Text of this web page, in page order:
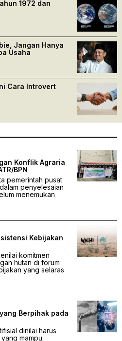
1972 dan
Jangan Hanya
Usaha
Cara Introvert
Konflik Agraria
BPN
pemerintah pusat
penyelesaian
menemukan
Kebijakan
komitmen
hutan di forum
yang selaras
Berpihak pada
dinilai harus
mampu